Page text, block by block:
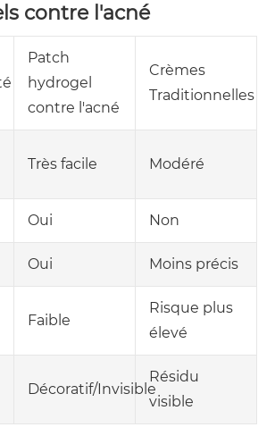
contre l'acné
Patch
hydrogel
contre l'acné
Crèmes
Traditionnelles
Très facile Modéré
Oui Non
Oui Moins précis
Faible
Risque plus
élevé
Décoratif/Invisible
Résidu
visible